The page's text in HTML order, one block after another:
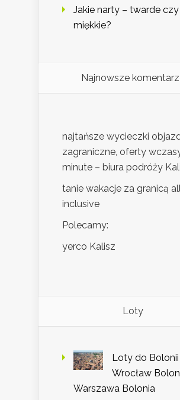
Jakie narty – twarde czy
miękkie?
Najnowsze
najtańsze wycieczki
zagraniczne, oferty
minute – biura podróży
tanie wakacje za granicą
inclusive
Polecamy:
yerco Kalisz
Loty
Loty do Bolonii
Wrocław
Warszawa Bolonia